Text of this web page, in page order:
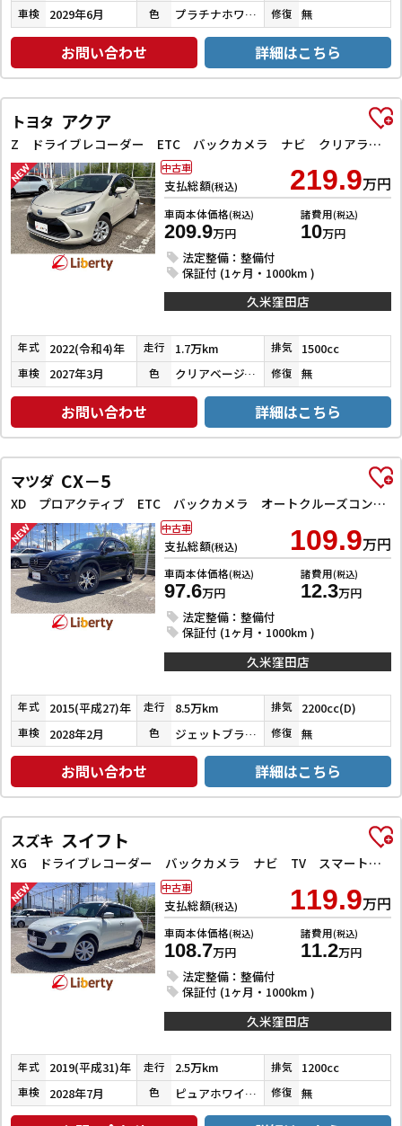
車検 2029年6月 色 プラチナホワイトパール 修復 無
お問い合わせ 詳細はこちら
トヨタ アクア
Z ドライブレコーダー ETC バックカメラ ナビ クリアランスソナー オートクルーズコントロール レーンアシスト 衝突被害軽減システム アルミホイール LEDヘッドランプ スマートキー 電動格納ミラー
支払総額(税込) 219.9万円
車両本体価格(税込)
209.9万円
諸費用(税込)
10万円
法定整備：整備付
保証付 (1ヶ月・1000km )
中古車
久米窪田店
年式 2022(令和4)年 走行 1.7万km 排気 1500cc
車検 2027年3月 色 クリアベージュメタリック 修復 無
お問い合わせ 詳細はこちら
マツダ CX－5
XD プロアクティブ ETC バックカメラ オートクルーズコントロール レーンアシスト 衝突被害軽減システム ナビ オートライト LEDヘッドランプ アルミホイール スマートキー アイドリングストップ 電動格納ミラー AT
支払総額(税込) 109.9万円
車両本体価格(税込)
97.6万円
諸費用(税込)
12.3万円
法定整備：整備付
保証付 (1ヶ月・1000km )
中古車
久米窪田店
年式 2015(平成27)年 走行 8.5万km 排気 2200cc(D)
車検 2028年2月 色 ジェットブラックマイカ 修復 無
お問い合わせ 詳細はこちら
スズキ スイフト
XG ドライブレコーダー バックカメラ ナビ TV スマートキー 電動格納ミラー シートヒーター CVT 盗難防止システム 衝突安全ボディ ABS ESC CD Bluetooth エアコン
支払総額(税込) 119.9万円
車両本体価格(税込)
108.7万円
諸費用(税込)
11.2万円
法定整備：整備付
保証付 (1ヶ月・1000km )
中古車
久米窪田店
年式 2019(平成31)年 走行 2.5万km 排気 1200cc
車検 2028年7月 色 ピュアホワイトパール 修復 無